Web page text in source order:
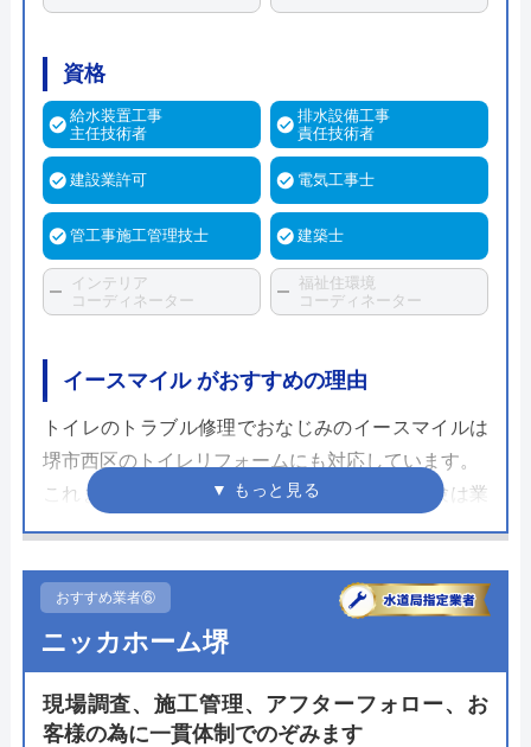
資格
給水装置工事
主任技術者
排水設備工事
責任技術者
建設業許可 電気工事士
管工事施工管理技士 建築士
インテリア
コーディネーター
福祉住環境
コーディネーター
イースマイル がおすすめの理由
トイレのトラブル修理でおなじみのイースマイルは
堺市西区のトイレリフォームにも対応しています。
これまでのトイレ修理で培ってきた知識や経験は業
界トップクラスであり、またさまざまな地域の水道
術面を含めて非常に信頼できる大手業者です。
24時間365日対応しており、見積もり・キャンセル
料・出張料は無料ですので気軽に相談しやすいのも
おすすめポイントの一つです。
おすすめ業者⑥
ニッカホーム堺
現場調査、施工管理、アフターフォロー、お
客様の為に一貫体制でのぞみます